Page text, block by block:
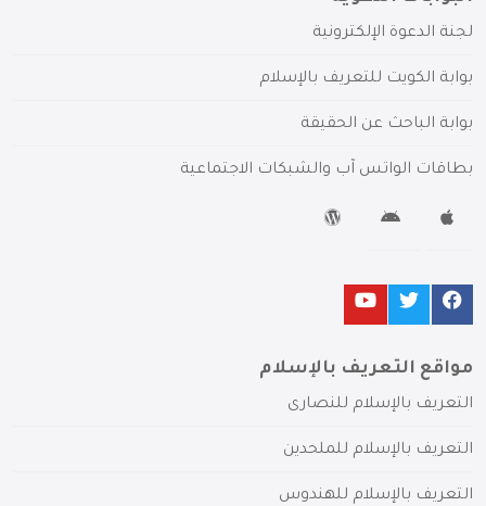
لجنة الدعوة الإلكترونية
بوابة الكويت للتعريف بالإسلام
بوابة الباحث عن الحقيقة
بطاقات الواتس آب والشبكات الاجتماعية
مواقع التعريف بالإسلام
التعريف بالإسلام للنصارى
التعريف بالإسلام للملحدين
التعريف بالإسلام للهندوس